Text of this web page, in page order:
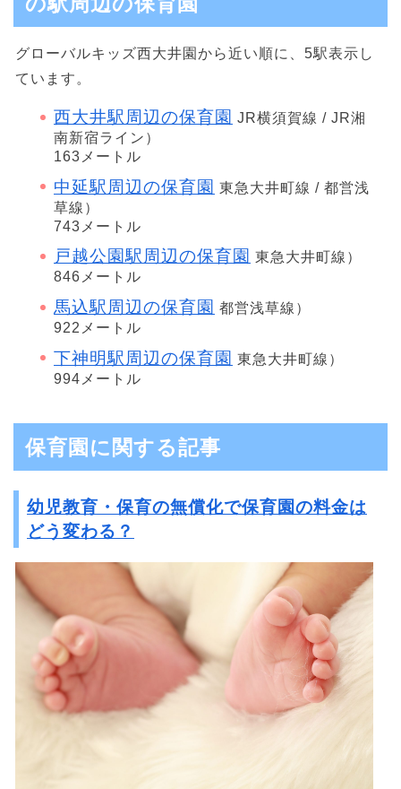
グローバルキッズ西大井園から近い順に、5駅表示し
ています。
西大井駅周辺の保育園 JR横須賀線 / JR湘
南新宿ライン）
163メートル
中延駅周辺の保育園 東急大井町線 / 都営浅
草線）
743メートル
戸越公園駅周辺の保育園 東急大井町線）
846メートル
馬込駅周辺の保育園 都営浅草線）
922メートル
下神明駅周辺の保育園 東急大井町線）
994メートル
保育園に関する記事
幼児教育・保育の無償化で保育園の料金は
どう変わる？